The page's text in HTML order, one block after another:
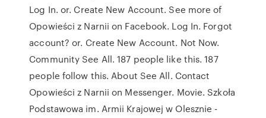
Log In. or. Create New Account. See more of
Opowieści z Narnii on Facebook. Log In. Forgot
account? or. Create New Account. Not Now.
Community See All. 187 people like this. 187
people follow this. About See All. Contact
Opowieści z Narnii on Messenger. Movie. Szkoła
Podstawowa im. Armii Krajowej w Olesznie -